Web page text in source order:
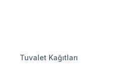
Tuvalet Kağıtları